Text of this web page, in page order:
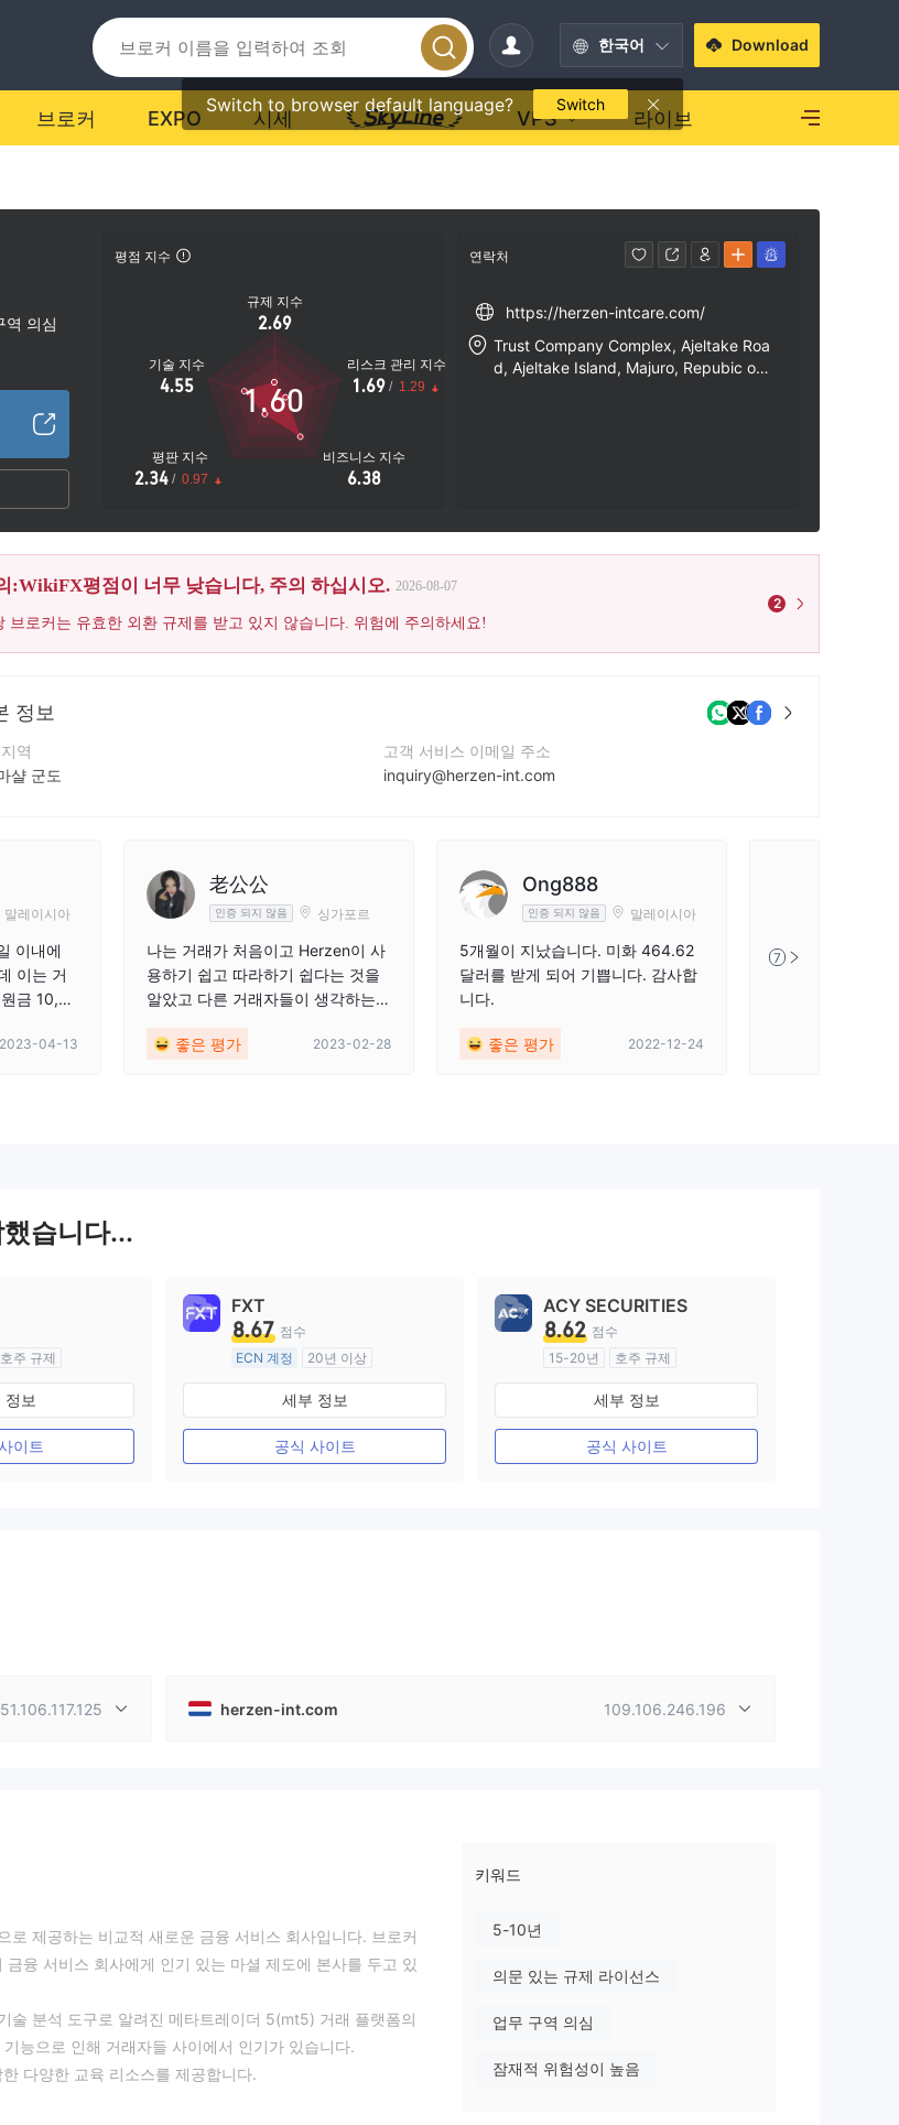
한국어
Switch to browser default language? Switch
Download
브로커 EXPO 시세 VPS 라이브
역 의심
평점 지수
규제 지수
2.69
기술 지수
4.55
평판 지수
2.34 / 0.97
비즈니스 지수
6.38
리스크 관리 지수
1.69 / 1.29
1.60
연락처
https://herzen-intcare.com/
Trust Company Complex, Ajeltake Roa
d, Ajeltake Island, Majuro, Repubic of
:WikiFX평점이 너무 낮습니다, 주의 하십시오. 2026-08-07
브로커는 유효한 외환 규제를 받고 있지 않습니다. 위험에 주의하세요!
2
정보
역
샬 군도
고객 서비스 이메일 주소
inquiry@herzen-int.com
말레이시아
이내에
이는 거
금 10,00
고객 서비
는 변명
원
3,5
냈는데
러 틀려
구하는 무
... 회사에
올리겠
대화와
다.
2023-04-13
老公公
인증 되지 않음 싱가포르
나는 거래가 처음이고 Herzen이 사
용하기 쉽고 따라하기 쉽다는 것을
알았고 다른 거래자들이 생각하는
지 모든 것이 간단하다는 것을 알았
좋은 평가 2023-02-28
Ong888
인증 되지 않음 말레이시아
5개월이 지났습니다. 미화 464.62
달러를 받게 되어 기쁩니다. 감사합
니다.
좋은 평가 2022-12-24
7
습니다...
호주 규제
선스 (MM)
MT4
정보
이트
FXT
8.67 점수
ECN 계정
20년 이상
호주 규제
외환 거래 라이선스 (MM)
마스터 레이블 MT4
세부 정보
공식 사이트
ACY SECURITIES
8.62 점수
15-20년
호주 규제
외환 거래 라이선스 (MM)
마스터 레이블 MT4
세부 정보
공식 사이트
herzen-int.com 109.106.246.196
제공하는 비교적 새로운 금융 서비스 회사입니다. 브로커
융 서비스 회사에게 인기 있는 마셜 제도에 본사를 두고 있
술 분석 도구로 알려진 메타트레이더 5(mt5) 거래 플랫폼의
능으로 인해 거래자들 사이에서 인기가 있습니다.
다양한 교육 리소스를 제공합니다.
키워드
5-10년
의문 있는 규제 라이선스
업무 구역 의심
잠재적 위험성이 높음